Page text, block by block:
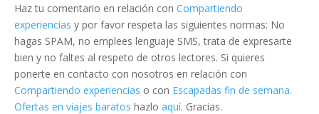
Haz tu comentario en relación con Compartiendo
experiencias y por favor respeta las siguientes normas: No
hagas SPAM, no emplees lenguaje SMS, trata de expresarte
bien y no faltes al respeto de otros lectores. Si quieres
ponerte en contacto con nosotros en relación con
Compartiendo experiencias o con Escapadas fin de semana.
Ofertas en viajes baratos hazlo aquí. Gracias.